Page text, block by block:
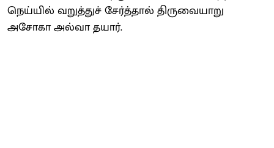
நெய்யில் வறுத்துச் சேர்த்தால் திருவையாறு
அசோகா அல்வா தயார்.